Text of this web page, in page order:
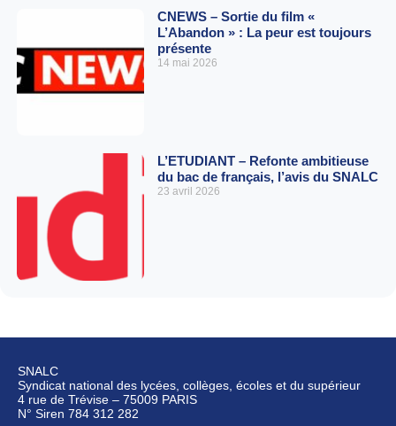
CNEWS – Sortie du film «
L’Abandon » : La peur est toujours
présente
14 mai 2026
L’ETUDIANT – Refonte ambitieuse
du bac de français, l’avis du SNALC
23 avril 2026
SNALC
Syndicat national des lycées, collèges, écoles et du supérieur
4 rue de Trévise – 75009 PARIS
N° Siren 784 312 282